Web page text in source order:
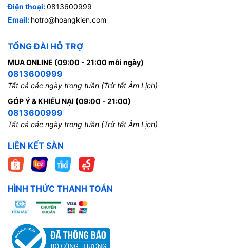
Điện thoại:0813600999
Email: hotro@hoangkien.com
TỔNG ĐÀI HỖ TRỢ
MUA ONLINE (09:00 - 21:00 mỗi ngày)
0813600999
Tất cả các ngày trong tuần (Trừ tết Âm Lịch)
GÓP Ý & KHIẾU NẠI (09:00 - 21:00)
0813600999
Tất cả các ngày trong tuần (Trừ tết Âm Lịch)
LIÊN KẾT SÀN
HÌNH THỨC THANH TOÁN